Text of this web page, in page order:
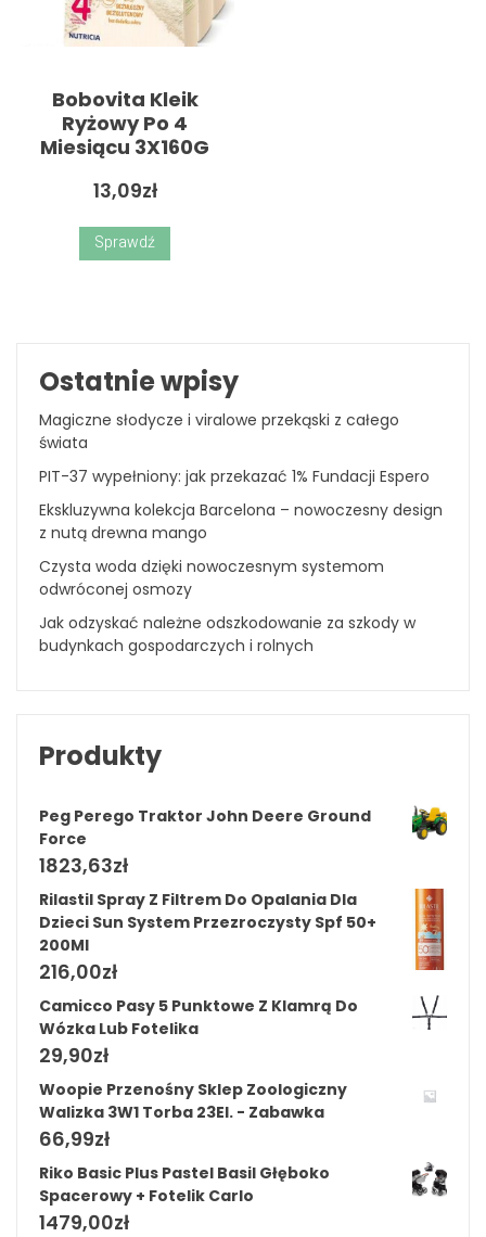
Bobovita Kleik
Ryżowy Po 4
Miesiącu 3X160G
13,09zł
Sprawdź
Ostatnie wpisy
Magiczne słodycze i viralowe przekąski z całego
świata
PIT-37 wypełniony: jak przekazać 1% Fundacji Espero
Ekskluzywna kolekcja Barcelona – nowoczesny design
z nutą drewna mango
Czysta woda dzięki nowoczesnym systemom
odwróconej osmozy
Jak odzyskać należne odszkodowanie za szkody w
budynkach gospodarczych i rolnych
Produkty
Peg Perego Traktor John Deere Ground
Force
1823,63zł
Rilastil Spray Z Filtrem Do Opalania Dla
Dzieci Sun System Przezroczysty Spf 50+
200Ml
216,00zł
Camicco Pasy 5 Punktowe Z Klamrą Do
Wózka Lub Fotelika
29,90zł
Woopie Przenośny Sklep Zoologiczny
Walizka 3W1 Torba 23El. - Zabawka
66,99zł
Riko Basic Plus Pastel Basil Głęboko
Spacerowy + Fotelik Carlo
1479,00zł